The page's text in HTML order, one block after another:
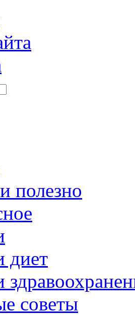
полезно
диет
советы